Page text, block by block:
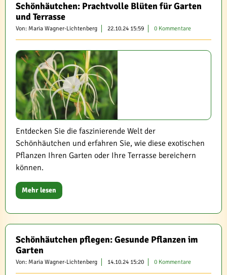
Schönhäutchen: Prachtvolle Blüten für Garten
und Terrasse
Von: Maria Wagner-Lichtenberg 22.10.24 15:59 0 Kommentare
Entdecken Sie die faszinierende Welt der
Schönhäutchen und erfahren Sie, wie diese exotischen
Pflanzen Ihren Garten oder Ihre Terrasse bereichern
können.
Mehr lesen
Schönhäutchen pflegen: Gesunde Pflanzen im
Garten
Von: Maria Wagner-Lichtenberg 14.10.24 15:20 0 Kommentare